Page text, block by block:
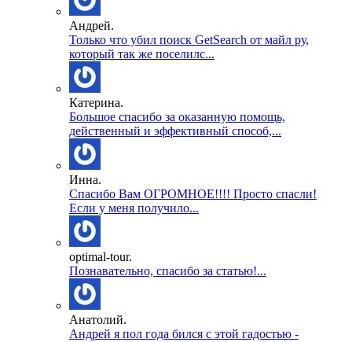
Андрей.
Только что убил поиск GetSearch от майл ру,
который так же поселилс...
Катерина.
Большое спасибо за оказанную помощь,
действенный и эффективный способ,...
Инна.
Спасибо Вам ОГРОМНОЕ!!!! Просто спасли!
Если у меня получило...
optimal-tour.
Познавательно, спасибо за статью!...
Анатолий.
Андрей я пол года бился с этой гадостью -